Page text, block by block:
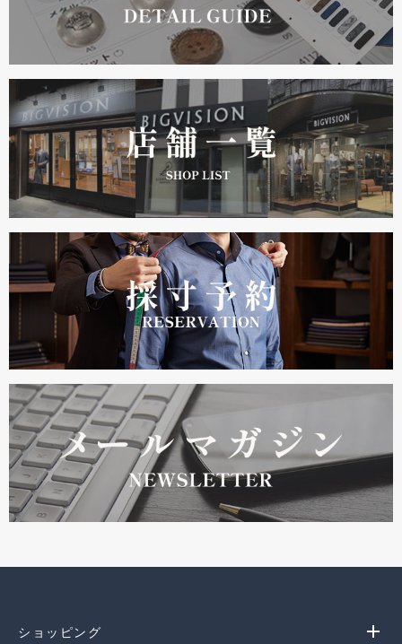
ショッピング add